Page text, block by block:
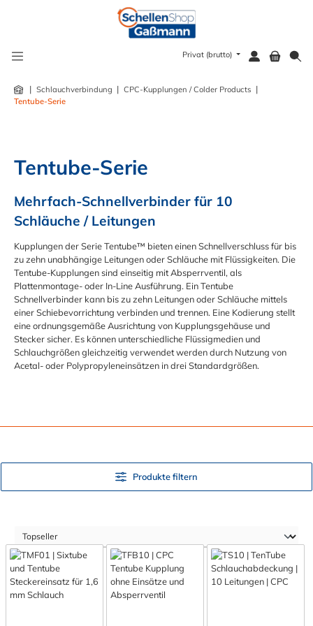
Privat (brutto)
| Schlauchverbindung | CPC-Kupplungen / Colder Products |
Tentube-Serie
Tentube-Serie
Mehrfach-Schnellverbinder für 10
Schläuche / Leitungen
Kupplungen der Serie Tentube™ bieten einen Schnellverschluss für bis
zu zehn unabhängige Leitungen oder Schläuche mit Flüssigkeiten. Die
Tentube-Kupplungen sind einseitig mit Absperrventil, als
Plattenmontage- oder In-Line Ausführung. Ein Tentube
Schnellverbinder kann bis zu zehn Leitungen oder Schläuche mittels
einer Schiebevorrichtung verbinden und trennen. Eine Kodierung stellt
eine ordnungsgemäße Ausrichtung von Kupplungsgehäuse und
Stecker sicher. Es können unterschiedliche Flüssigmedien und
Schlauchgrößen gleichzeitig verwendet werden durch Nutzung von
Acetal- oder Polypropyleneinsätzen in drei Standardgrößen.
Produkte filtern